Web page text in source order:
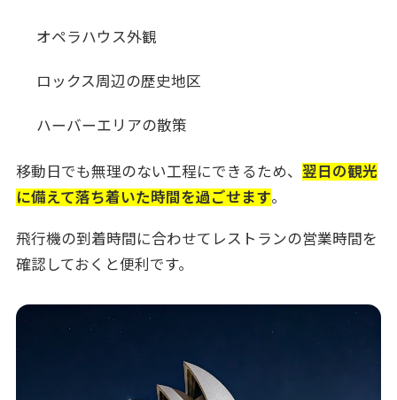
オペラハウス外観
ロックス周辺の歴史地区
ハーバーエリアの散策
移動日でも無理のない工程にできるため、 翌日の観光
に備えて落ち着いた時間を過ごせます。
飛行機の到着時間に合わせてレストランの営業時間を
確認しておくと便利です。